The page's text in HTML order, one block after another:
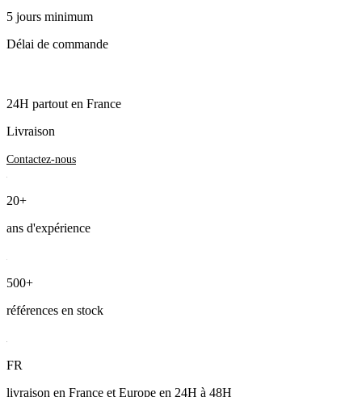
5 jours minimum
Délai de commande
24H partout en France
Livraison
Contactez-nous
20+
ans d'expérience
500+
références en stock
FR
livraison en France et Europe en 24H à 48H